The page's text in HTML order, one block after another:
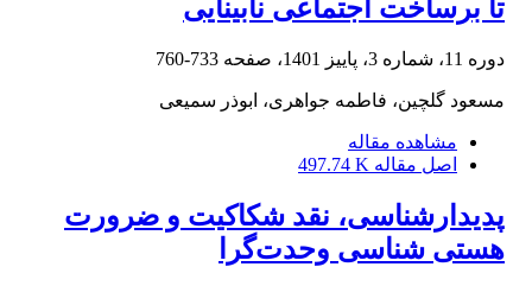
تا برساخت اجتماعی نابینایی
دوره 11، شماره 3، پاییز 1401، صفحه 733-760
مسعود گلچین، فاطمه جواهری، ابوذر سمیعی
مشاهده مقاله
اصل مقاله 497.74 K
پدیدارشناسی، نقد شکاکیت و ضرورت
هستی شناسی وحدت‌گرا